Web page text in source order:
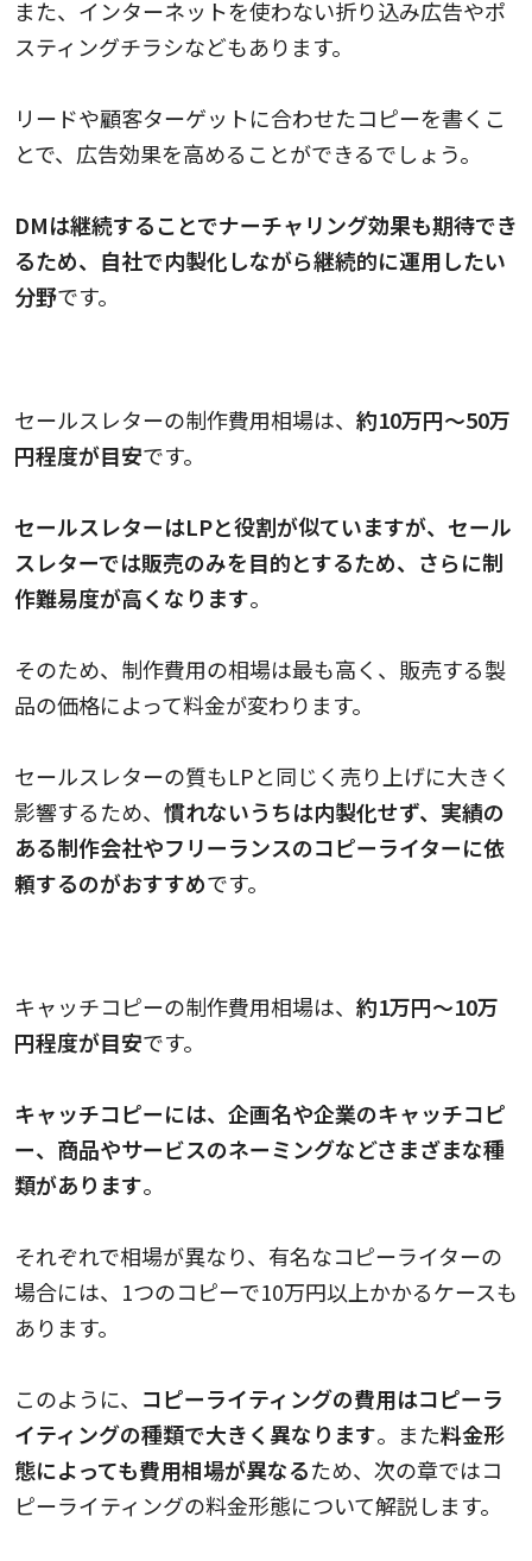
また、インターネットを使わない折り込み広告やポ
スティングチラシなどもあります。
リードや顧客ターゲットに合わせたコピーを書くこ
とで、広告効果を高めることができるでしょう。
DMは継続することでナーチャリング効果も期待でき
るため、自社で内製化しながら継続的に運用したい
分野です。
セールスレターの制作費用相場は、 約10万円～50万
円程度が目安です。
セールスレターはLPと役割が似ていますが、セール
スレターでは販売のみを目的とするため、さらに制
作難易度が高くなります。
そのため、制作費用の相場は最も高く、販売する製
品の価格によって料金が変わります。
セールスレターの質もLPと同じく売り上げに大きく
影響するため、 慣れないうちは内製化せず、実績の
ある制作会社やフリーランスのコピーライターに依
頼するのがおすすめです。
キャッチコピーの制作費用相場は、 約1万円～10万
円程度が目安です。
キャッチコピーには、企画名や企業のキャッチコピ
ー、商品やサービスのネーミングなどさまざまな種
類があります。
それぞれで相場が異なり、有名なコピーライターの
場合には、1つのコピーで10万円以上かかるケースも
あります。
このように、 コピーライティングの費用はコピーラ
イティングの種類で大きく異なります。また料金形
態によっても費用相場が異なるため、次の章ではコ
ピーライティングの料金形態について解説します。